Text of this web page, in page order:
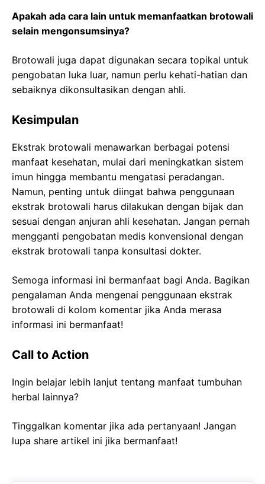
Apakah ada cara lain untuk memanfaatkan brotowali
selain mengonsumsinya?
Brotowali juga dapat digunakan secara topikal untuk
pengobatan luka luar, namun perlu kehati-hatian dan
sebaiknya dikonsultasikan dengan ahli.
Kesimpulan
Ekstrak brotowali menawarkan berbagai potensi
manfaat kesehatan, mulai dari meningkatkan sistem
imun hingga membantu mengatasi peradangan.
Namun, penting untuk diingat bahwa penggunaan
ekstrak brotowali harus dilakukan dengan bijak dan
sesuai dengan anjuran ahli kesehatan. Jangan pernah
mengganti pengobatan medis konvensional dengan
ekstrak brotowali tanpa konsultasi dokter.
Semoga informasi ini bermanfaat bagi Anda. Bagikan
pengalaman Anda mengenai penggunaan ekstrak
brotowali di kolom komentar jika Anda merasa
informasi ini bermanfaat!
Call to Action
Ingin belajar lebih lanjut tentang manfaat tumbuhan
herbal lainnya?
Tinggalkan komentar jika ada pertanyaan! Jangan
lupa share artikel ini jika bermanfaat!